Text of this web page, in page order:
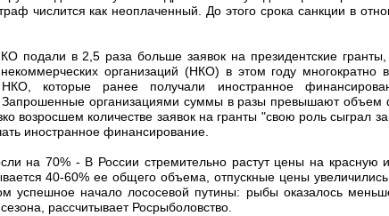
числится как неоплаченный. До этого срока санкции в
подали в 2,5 раза больше заявок на президентские
организаций (НКО) в этом году многократно
которые ранее получали иностранное
Запрошенные организациями суммы в разы превышают объем
возросшем количестве заявок на гранты "свою роль сыграл
иностранное финансирование.
на 70% - В России стремительно растут цены на красную
40-60% ее общего объема, отпускные цены увеличились
успешное начало лососевой путины: рыбы оказалось
рассчитывает Росрыболовство.